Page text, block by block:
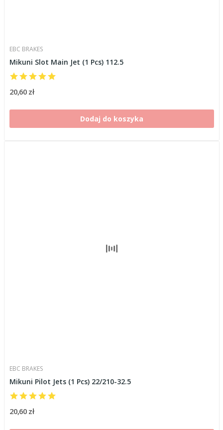
EBC BRAKES
Mikuni Slot Main Jet (1 Pcs) 112.5
20,60 zł
Dodaj do koszyka
EBC BRAKES
Mikuni Pilot Jets (1 Pcs) 22/210-32.5
20,60 zł